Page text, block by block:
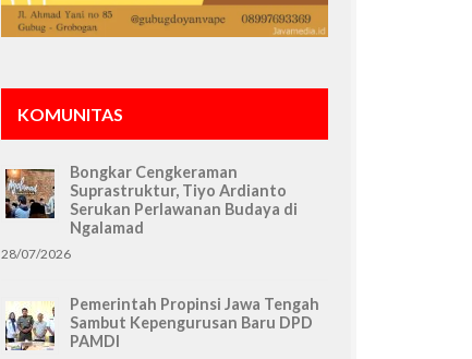
KOMUNITAS
Bongkar Cengkeraman
Suprastruktur, Tiyo Ardianto
Serukan Perlawanan Budaya di
Ngalamad
28/07/2026
Pemerintah Propinsi Jawa Tengah
Sambut Kepengurusan Baru DPD
PAMDI